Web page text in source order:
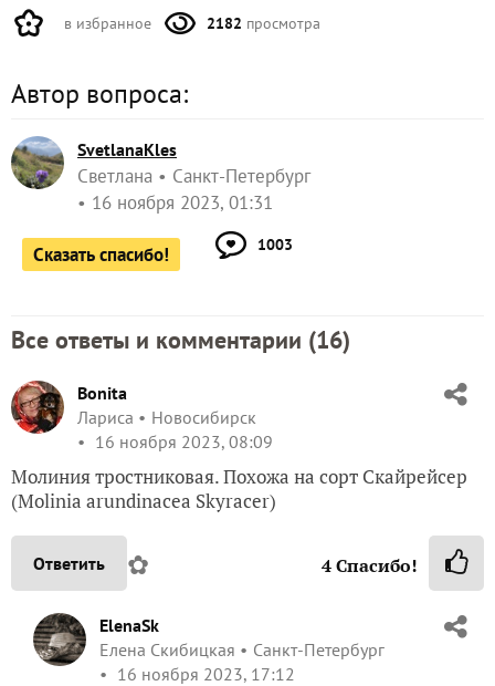
в избранное 2182 просмотра
Автор вопроса:
SvetlanaKles
Светлана
Санкт-Петербург
16 ноября 2023, 01:31
Сказать спасибо! 1003
Все ответы и комментарии (16)
Bonita
Лариса
Новосибирск
16 ноября 2023, 08:09
Молиния тростниковая. Похожа на сорт Скайрейсер
(Molinia arundinacea Skyracer)
Ответить ✿ 4Спасибо!
ElenaSk
Елена Скибицкая
Санкт-Петербург
16 ноября 2023, 17:12